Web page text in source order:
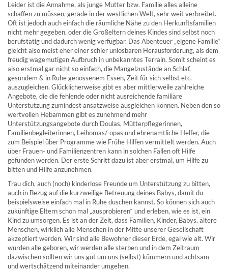
Leider ist die Annahme, als junge Mutter bzw. Familie alles alleine
schaffen zu müssen, gerade in der westlichen Welt, sehr weit verbreitet.
Oft ist jedoch auch einfach die räumliche Nähe zu den Herkunftsfamilien
nicht mehr gegeben, oder die Großeltern deines Kindes sind selbst noch
berufstätig und dadurch wenig verfügbar. Das Abenteuer „eigene Familie“
gleicht also meist eher einer schier unlösbaren Herausforderung, als dem
freudig wagemutigen Aufbruch in unbekanntes Terrain. Somit scheint es
also erstmal gar nicht so einfach, die Mangelzustände an Schlaf,
gesundem & in Ruhe genossenem Essen, Zeit für sich selbst etc.
auszugleichen. Glücklicherweise gibt es aber mittlerweile zahlreiche
Angebote, die die fehlende oder nicht ausreichende familiäre
Unterstützung zumindest ansatzweise ausgleichen können. Neben den so
wertvollen Hebammen gibt es zunehmend mehr
Unterstützungsangebote durch Doulas, Mütterpflegerinnen,
Familienbegleiterinnen, Leihomas/-opas und ehrenamtliche Helfer, die
zum Beispiel über Programme wie Frühe Hilfen vermittelt werden. Auch
über Frauen- und Familienzentren kann in solchen Fällen oft Hilfe
gefunden werden. Der erste Schritt dazu ist aber erstmal, um Hilfe zu
bitten und Hilfe anzunehmen.
Trau dich, auch (noch) kinderlose Freunde um Unterstützung zu bitten,
auch in Bezug auf die kurzweilige Betreuung deines Babys, damit du
beispielsweise einfach mal in Ruhe duschen kannst. So können sich auch
zukünftige Eltern schon mal „ausprobieren“ und erleben, wie es ist, ein
Kind zu umsorgen. Es ist an der Zeit, dass Familien, Kinder, Babys, ältere
Menschen, wirklich alle Menschen in der Mitte unserer Gesellschaft
akzeptiert werden. Wir sind alle Bewohner dieser Erde, egal wie alt. Wir
wurden alle geboren, wir werden alle sterben und in dem Zeitraum
dazwischen sollten wir uns gut um uns (selbst) kümmern und achtsam
und wertschätzend miteinander umgehen.